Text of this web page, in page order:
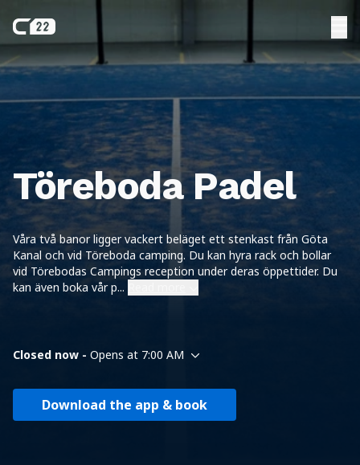
Töreboda Padel
Våra två banor ligger vackert beläget ett stenkast från Göta
Kanal och vid Töreboda camping. Du kan hyra rack och bollar
vid Törebodas Campings reception under deras öppettider. Du
kan även boka vår p...
Closed now - Opens at 7:00 AM
Download the app & book